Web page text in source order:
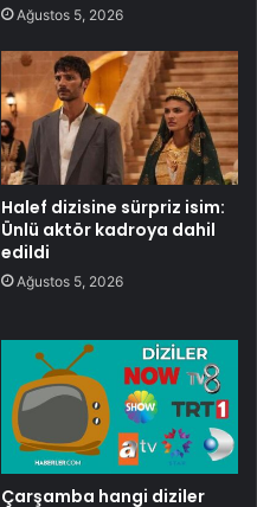
Ağustos 5, 2026
Halef dizisine sürpriz isim:
Ünlü aktör kadroya dahil
edildi
Ağustos 5, 2026
Çarşamba hangi diziler